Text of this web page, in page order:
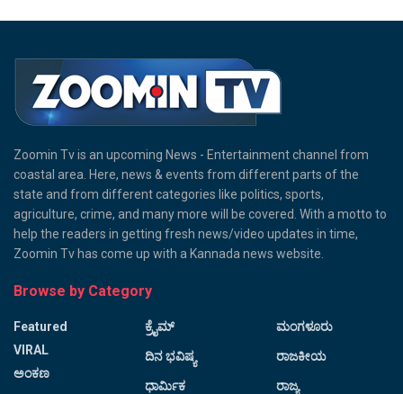
Zoomin Tv is an upcoming News - Entertainment channel from
coastal area. Here, news & events from different parts of the
state and from different categories like politics, sports,
agriculture, crime, and many more will be covered. With a motto to
help the readers in getting fresh news/video updates in time,
Zoomin Tv has come up with a Kannada news website.
Browse by Category
Featured
VIRAL
ಅಂಕಣ
ಕ್ರೈಮ್
ದಿನ ಭವಿಷ್ಯ
ಧಾರ್ಮಿಕ
ಮಂಗಳೂರು
ರಾಜಕೀಯ
ರಾಜ್ಯ